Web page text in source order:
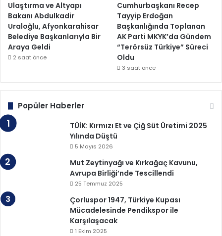
Ulaştırma ve Altyapı
Bakanı Abdulkadir
Uraloğlu, Afyonkarahisar
Belediye Başkanlarıyla Bir
Araya Geldi
2 saat önce
Cumhurbaşkanı Recep
Tayyip Erdoğan
Başkanlığında Toplanan
AK Parti MKYK’da Gündem
“Terörsüz Türkiye” Süreci
Oldu
3 saat önce
Popüler Haberler
TÜİK: Kırmızı Et ve Çiğ Süt Üretimi 2025
Yılında Düştü
5 Mayıs 2026
Mut Zeytinyağı ve Kırkağaç Kavunu,
Avrupa Birliği’nde Tescillendi
25 Temmuz 2025
Çorluspor 1947, Türkiye Kupası
Mücadelesinde Pendikspor ile
Karşılaşacak
1 Ekim 2025